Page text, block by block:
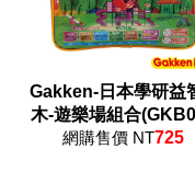
Gakken-日本學研益
木-遊樂場組合
網購售價 NT725